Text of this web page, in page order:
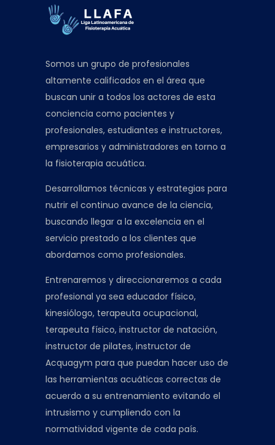
Somos un grupo de profesionales
altamente calificados en el área que
buscan unir a todos los actores de esta
conciencia como pacientes y
profesionales, estudiantes e instructores,
empresarios y administradores en torno a
la fisioterapia acuática.
Desarrollamos técnicas y estrategias para
nutrir el continuo avance de la ciencia,
buscando llegar a la excelencia en el
servicio prestado a los clientes que
abordamos como profesionales.
Entrenaremos y direccionaremos a cada
profesional ya sea educador físico,
kinesiólogo, terapeuta ocupacional,
terapeuta físico, instructor de natación,
instructor de pilates, instructor de
Acquagym para que puedan hacer uso de
las herramientas acuáticas correctas de
acuerdo a su entrenamiento evitando el
intrusismo y cumpliendo con la
normatividad vigente de cada país.